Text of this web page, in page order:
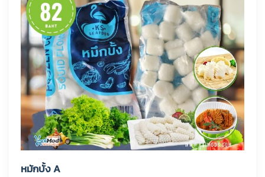
หมักบั้ง A